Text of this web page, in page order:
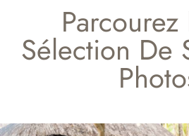
Sélection De